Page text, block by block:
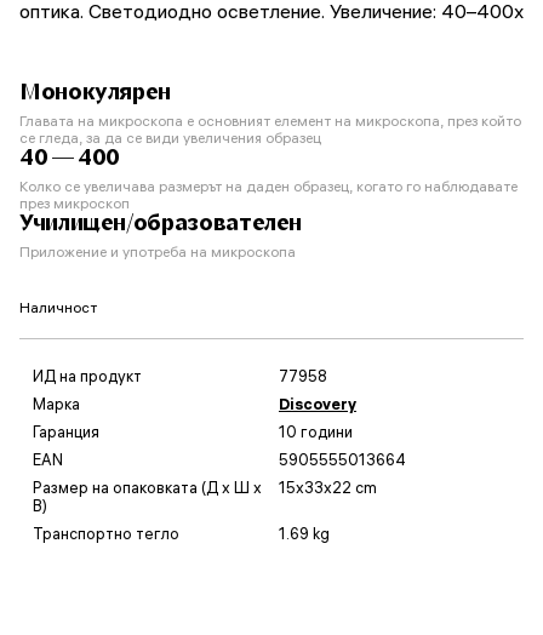
оптика. Светодиодно осветление. Увеличение: 40–400x
Монокулярен
Главата на микроскопа е основният елемент на микроскопа, през който
се гледа, за да се види увеличения образец
40 — 400
Колко се увеличава размерът на даден образец, когато го наблюдавате
през микроскоп
Училищен/образователен
Приложение и употреба на микроскопа
Наличност
ИД на продукт
77958
Марка
Discovery
Гаранция
10 години
EAN
5905555013664
Размер на опаковката (Д x Ш x
В)
15x33x22 cm
Транспортно тегло 1.69 kg